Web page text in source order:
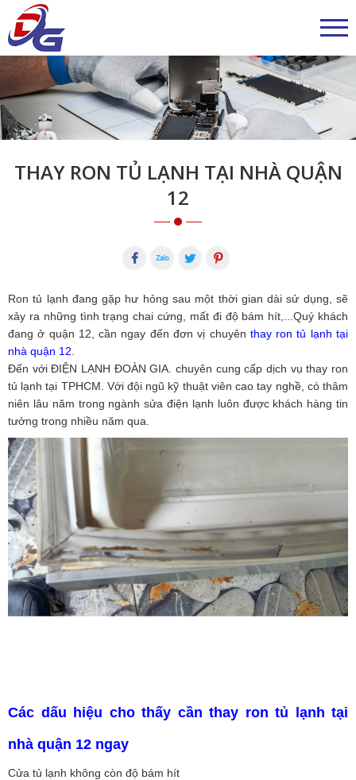
THAY RON TỦ LẠNH TẠI NHÀ QUẬN
12
Ron tủ lạnh đang gặp hư hỏng sau một thời gian dài sử dụng, sẽ
xảy ra những tình trạng chai cứng, mất đi độ bám hít,...Quý khách
đang ở quận 12, cần ngay đến đơn vị chuyên thay ron tủ lạnh tại
nhà quận 12
Đến với ĐIỆN LẠNH ĐOÀN GIA. chuyên cung cấp dịch vụ thay ron
tủ lạnh tại TPHCM. Với đội ngũ kỹ thuật viên cao tay nghề, có thâm
niên lâu năm trong ngành sửa điện lạnh luôn được khách hàng tin
tưởng trong nhiều năm qua.
Các dấu hiệu cho thấy cần thay ron tủ lạnh tại
nhà quận 12 ngay
Cửa tủ lạnh không còn độ bám hít